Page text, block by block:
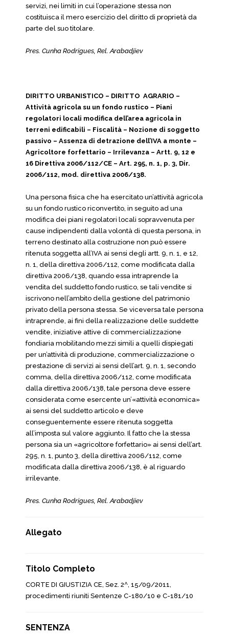
servizi, nei limiti in cui l’operazione stessa non
costituisca il mero esercizio del diritto di proprietà da
parte del suo titolare.
Pres. Cunha Rodrigues, Rel. Arabadjiev
DIRITTO URBANISTICO – DIRITTO AGRARIO –
Attività agricola su un fondo rustico – Piani
regolatori locali modifica dell’area agricola in
terreni edificabili – Fiscalità – Nozione di soggetto
passivo – Assenza di detrazione dell’IVA a monte –
Agricoltore forfettario – Irrilevanza – Artt. 9, 12 e
16 Direttiva 2006/112/CE – Art. 295, n. 1, p. 3, Dir.
2006/112, mod. direttiva 2006/138.
Una persona fisica che ha esercitato un’attività agricola
su un fondo rustico riconvertito, in seguito ad una
modifica dei piani regolatori locali sopravvenuta per
cause indipendenti dalla volontà di questa persona, in
terreno destinato alla costruzione non può essere
ritenuta soggetta all’IVA ai sensi degli artt. 9, n. 1, e 12,
n. 1, della direttiva 2006/112, come modificata dalla
direttiva 2006/138, quando essa intraprende la
vendita del suddetto fondo rustico, se tali vendite si
iscrivono nell’ambito della gestione del patrimonio
privato della persona stessa. Se viceversa tale persona
intraprende, ai fini della realizzazione delle suddette
vendite, iniziative attive di commercializzazione
fondiaria mobilitando mezzi simili a quelli dispiegati
per un’attività di produzione, commercializzazione o
prestazione di servizi ai sensi dell’art. 9, n. 1, secondo
comma, della direttiva 2006/112, come modificata
dalla direttiva 2006/138, tale persona deve essere
considerata come esercente un’«attività economica»
ai sensi del suddetto articolo e deve
conseguentemente essere ritenuta soggetta
all’imposta sul valore aggiunto. Il fatto che la stessa
persona sia un «agricoltore forfettario» ai sensi dell’art.
295, n. 1, punto 3, della direttiva 2006/112, come
modificata dalla direttiva 2006/138, è al riguardo
irrilevante.
Pres. Cunha Rodrigues, Rel. Arabadjiev
Allegato
Titolo Completo
CORTE DI GIUSTIZIA CE, Sez. 2^, 15/09/2011,
procedimenti riuniti Sentenze C-180/10 e C-181/10
SENTENZA